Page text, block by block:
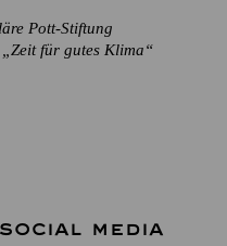
Pott-Stiftung
für gutes Klima“
MEDIA